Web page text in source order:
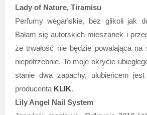
Lady of Nature, Tiramisu
Perfumy wegańskie, bez glikoli jak
Bałam się autorskich mieszanek i
że trwałość nie będzie powalająca na
niepotrzebnie. To moje okrycie
stanie dwa zapachy, ulubieńcem
producenta KLIK.
Lily Angel Nail System